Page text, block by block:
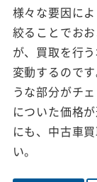
様々な要因に
絞ることでお
が、買取を行
変動するので
うな部分がチ
についた価格
にも、中古車
い。